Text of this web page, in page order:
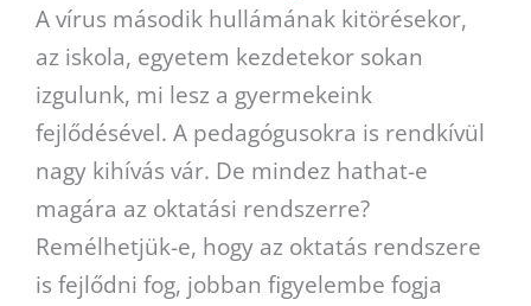
A vírus második hullámának kitörésekor,
az iskola, egyetem kezdetekor sokan
izgulunk, mi lesz a gyermekeink
fejlődésével. A pedagógusokra is rendkívül
nagy kihívás vár. De mindez hathat-e
magára az oktatási rendszerre?
Remélhetjük-e, hogy az oktatás rendszere
is fejlődni fog, jobban figyelembe fogja